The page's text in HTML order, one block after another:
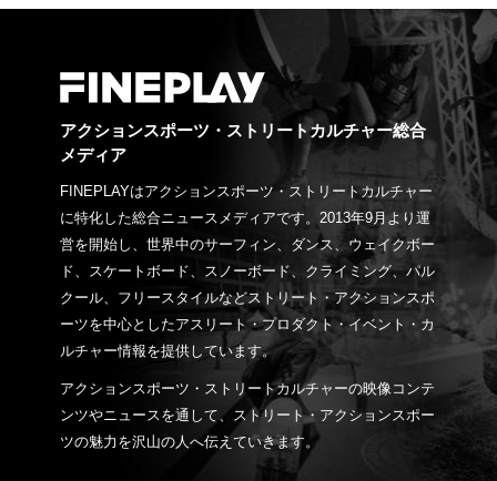
アクションスポーツ・ストリートカルチャー総合
メディア
FINEPLAYはアクションスポーツ・ストリートカルチャー
に特化した総合ニュースメディアです。2013年9月より運
営を開始し、世界中のサーフィン、ダンス、ウェイクボー
ド、スケートボード、スノーボード、クライミング、パル
クール、フリースタイルなどストリート・アクションスポ
ーツを中心としたアスリート・プロダクト・イベント・カ
ルチャー情報を提供しています。
アクションスポーツ・ストリートカルチャーの映像コンテ
ンツやニュースを通して、ストリート・アクションスポー
ツの魅力を沢山の人へ伝えていきます。